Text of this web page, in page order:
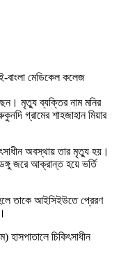
বাংলা মেডিকেল কলেজ
মৃত্যু ব্যক্তির নাম মনির
গ্রামের শাহজাহান মিয়ার
অবস্থায় তার মৃত্যু হয়।
জরে আক্রান্ত হয়ে ভর্তি
তাকে আইসিইউতে প্রেরণ
হাসপাতালে চিকিৎসাধীন